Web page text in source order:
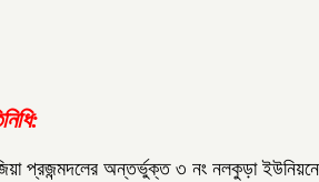
জিয়া প্রজন্মদলের অন্তর্ভুক্ত ৩ নং নলকুড়া